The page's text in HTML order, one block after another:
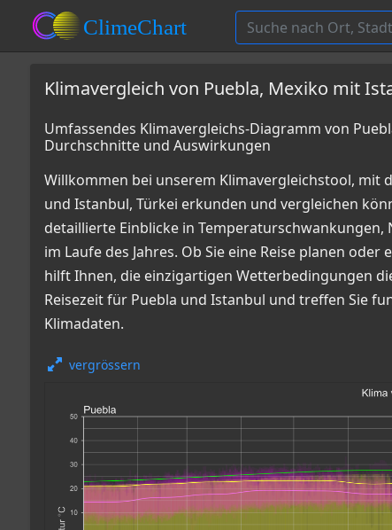
Klimavergleich von Puebla, Mexiko mit
Umfassendes Klimavergleichs-Diagramm von
Durchschnitte und Auswirkungen
Willkommen bei unserem Klimavergleichstool, mit
und Istanbul, Türkei erkunden und vergleichen
detaillierte Einblicke in
im Laufe des Jahres. Ob Sie eine Reise planen
hilft Ihnen, die einzigartigen Wetterbedingungen
Reisezeit für Puebla und Istanbul und treffen Sie
Klimadaten.
vergrössern